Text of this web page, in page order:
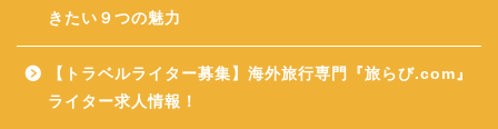
きたい９つの魅力
【トラベルライター募集】海外旅行専門『旅らび.com』
ライター求人情報！